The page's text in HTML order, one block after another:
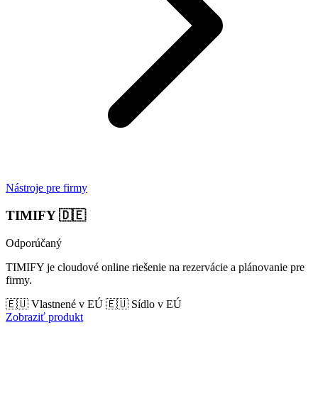
Nástroje pre firmy
TIMIFY🇩🇪
Odporúčaný
TIMIFY je cloudové online riešenie na rezervácie a plánovanie pre
firmy.
🇪🇺 Vlastnené v EÚ 🇪🇺 Sídlo v EÚ
Zobraziť produkt